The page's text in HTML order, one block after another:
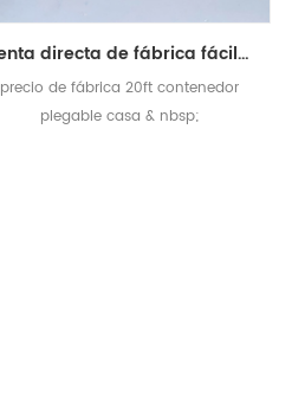
venta directa de fábrica fácil de instalar casa de contenedor plegable de 20 pies
precio de fábrica 20ft contenedor
plegable casa & nbsp;